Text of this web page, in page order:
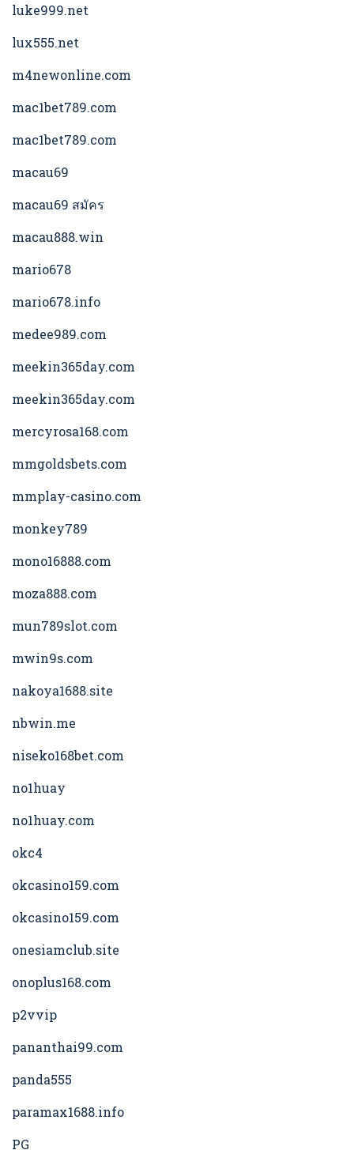
luke999.net
lux555.net
m4newonline.com
mac1bet789.com
mac1bet789.com
macau69
macau69 สมัคร
macau888.win
mario678
mario678.info
medee989.com
meekin365day.com
meekin365day.com
mercyrosa168.com
mmgoldsbets.com
mmplay-casino.com
monkey789
mono16888.com
moza888.com
mun789slot.com
mwin9s.com
nakoya1688.site
nbwin.me
niseko168bet.com
no1huay
no1huay.com
okc4
okcasino159.com
okcasino159.com
onesiamclub.site
onoplus168.com
p2vvip
pananthai99.com
panda555
paramax1688.info
PG